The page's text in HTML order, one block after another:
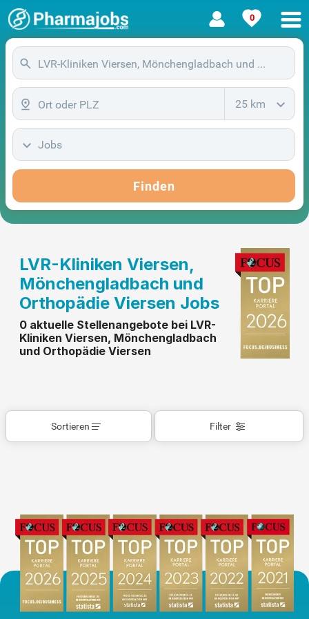
0
25 km
Jobs
Finden
LVR-Kliniken Viersen,
Mönchengladbach und
Orthopädie Viersen Jobs
0 aktuelle Stellenangebote bei LVR-
Kliniken Viersen, Mönchengladbach
und Orthopädie Viersen
Filter
Sortieren